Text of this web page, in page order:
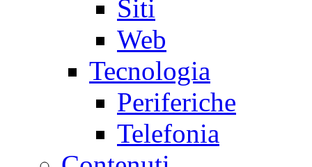
Siti
Web
Tecnologia
Periferiche
Telefonia